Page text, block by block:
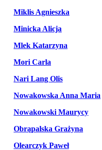
Miklis Agnieszka
Minicka Alicja
Mlek Katarzyna
Mori Carla
Nari Lang Olis
Nowakowska Anna Maria
Nowakowski Maurycy
Obrąpalska Grażyna
Olearczyk Paweł